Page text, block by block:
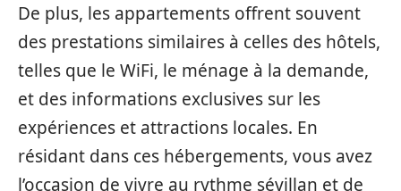
De plus, les appartements offrent souvent
des prestations similaires à celles des hôtels,
telles que le WiFi, le ménage à la demande,
et des informations exclusives sur les
expériences et attractions locales. En
résidant dans ces hébergements, vous avez
l’occasion de vivre au rythme sévillan et de